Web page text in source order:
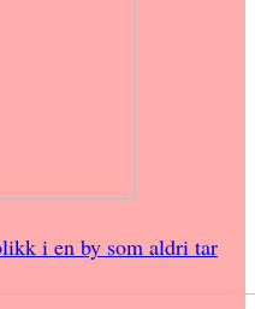
i en by som aldri tar